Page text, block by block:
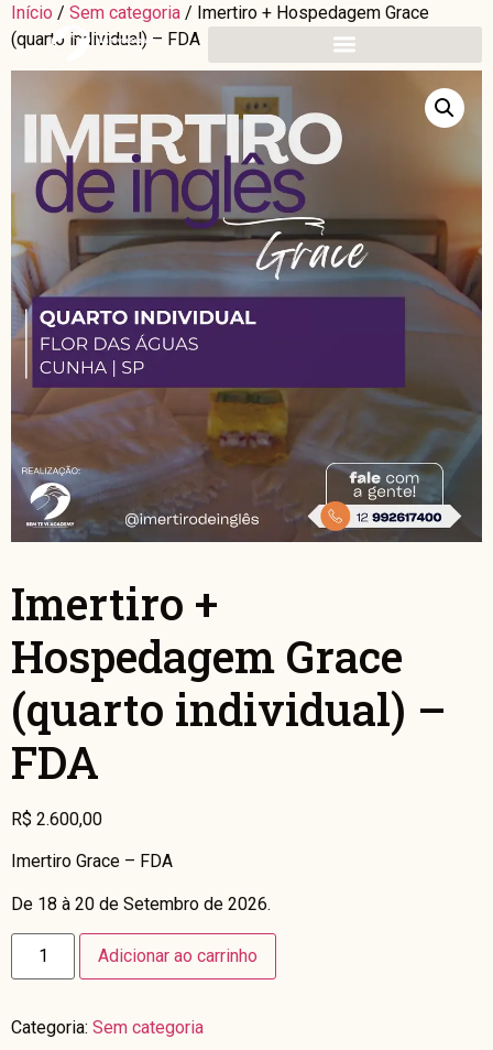
Início / Sem categoria / Imertiro + Hospedagem Grace
(quarto individual) – FDA
Imertiro +
Hospedagem Grace
(quarto individual) –
FDA
R$ 2.600,00
Imertiro Grace – FDA
De 18 à 20 de Setembro de 2026.
Adicionar ao carrinho
Categoria: Sem categoria